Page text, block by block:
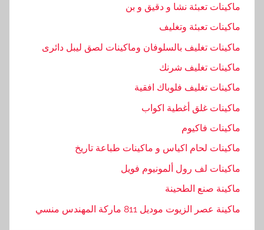
ماكينات تعبئة نشا و دقيق و بن
ماكينات تعبئة وتغليف
ماكينات تغليف بالسلوفان وماكينات لصق ليبل دائرى
ماكينات تغليف شرنك
ماكينات تغليف فلوباك افقية
ماكينات غلق أغطية اكواب
ماكينات فاكيوم
ماكينات لحام اكياس و ماكينات طباعة تاريخ
ماكينات لف رول ألمونيوم فويل
ماكينة صنع الطحينة
ماكينة عصر الزيوت موديل 811 ماركة المهندس منسي